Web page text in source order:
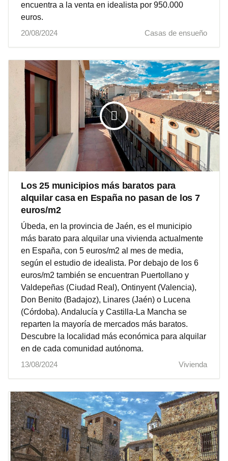
encuentra a la venta en idealista por 950.000
euros.
20/08/2024
Casas de ensueño
Los 25 municipios más baratos para
alquilar casa en España no pasan de los 7
euros/m2
Úbeda, en la provincia de Jaén, es el municipio
más barato para alquilar una vivienda actualmente
en España, con 5 euros/m2 al mes de media,
según el estudio de idealista. Por debajo de los 6
euros/m2 también se encuentran Puertollano y
Valdepeñas (Ciudad Real), Ontinyent (Valencia),
Don Benito (Badajoz), Linares (Jaén) o Lucena
(Córdoba). Andalucía y Castilla-La Mancha se
reparten la mayoría de mercados más baratos.
Descubre la localidad más económica para alquilar
en de cada comunidad autónoma.
13/08/2024
Vivienda